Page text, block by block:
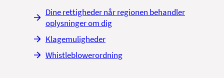
Dine rettigheder når regionen behandler
oplysninger om dig
Klagemuligheder
Whistleblowerordning